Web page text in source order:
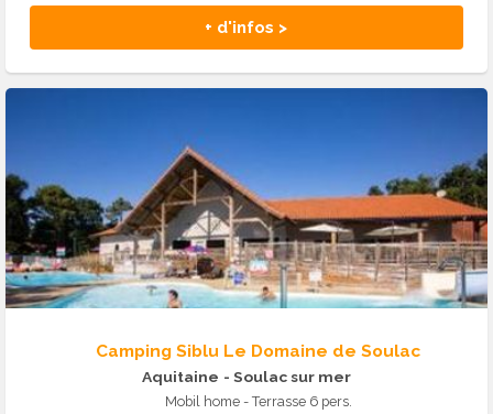
+ d'infos >
Camping Siblu Le Domaine de Soulac
Aquitaine - Soulac sur mer
Mobil home - Terrasse 6 pers.